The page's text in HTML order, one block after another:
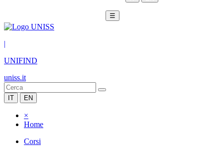
☰
|
UNIFIND
uniss.it
IT EN
×
Home
Corsi